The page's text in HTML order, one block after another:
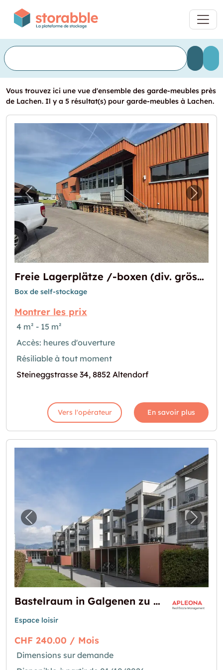
Vous trouvez ici une vue d'ensemble des garde-meubles près
de Lachen. Il y a 5 résultat(s) pour garde-meubles à Lachen.
Image précédente pour "Freie Lagerplätze
Freie Lagerplätze /-boxen (div. grössen)
Box de self-stockage
Montrer les prix
4 m² - 15 m²
Accès: heures d'ouverture
Résiliable à tout moment
Steineggstrasse 34, 8852 Altendorf
Vers l'opérateur En savoir plus
Image précédente pour "Bastelraum in
Bastelraum in Galgenen zu vermieten
Espace loisir
CHF 240.00 / Mois
Dimensions sur demande